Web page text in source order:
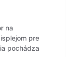
na
pre
pochádza